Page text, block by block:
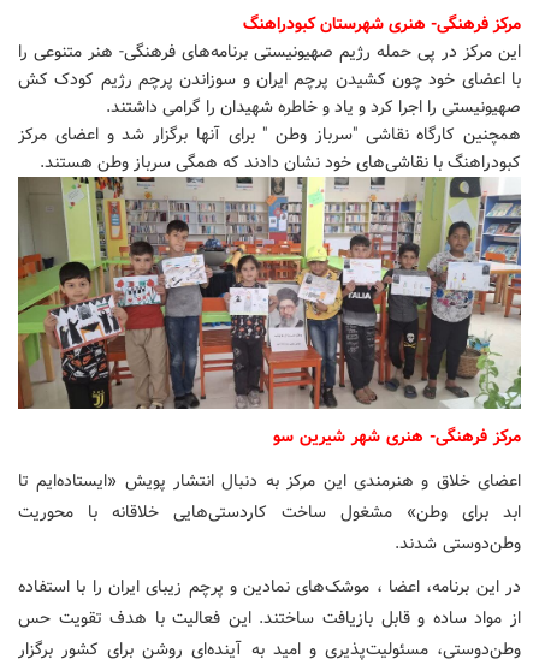
مرکز فرهنگی- هنری شهرستان کبودراهنگ
این مرکز در پی حمله رژیم صهیونیستی برنامه‌های فرهنگی- هنر متنوعی را
با اعضای خود چون کشیدن پرچم ایران و سوزاندن پرچم رژیم کودک کش
صهیونیستی را اجرا کرد و یاد و خاطره شهیدان را گرامی داشتند.
همچنین کارگاه نقاشی "سرباز وطن " برای آنها برگزار شد و اعضای مرکز
کبودراهنگ با نقاشی‌های خود نشان دادند که همگی سرباز وطن هستند.
مرکز فرهنگی- هنری شهر شیرین سو
اعضای خلاق و هنرمندی این مرکز به دنبال انتشار پویش «ایستاده‌ایم تا
ابد برای وطن» مشغول ساخت کاردستی‌هایی خلاقانه با محوریت
وطن‌دوستی شدند.
در این برنامه، اعضا ، موشک‌های نمادین و پرچم زیبای ایران را با استفاده
از مواد ساده و قابل بازیافت ساختند. این فعالیت با هدف تقویت حس
وطن‌دوستی، مسئولیت‌پذیری و امید به آینده‌ای روشن برای کشور برگزار